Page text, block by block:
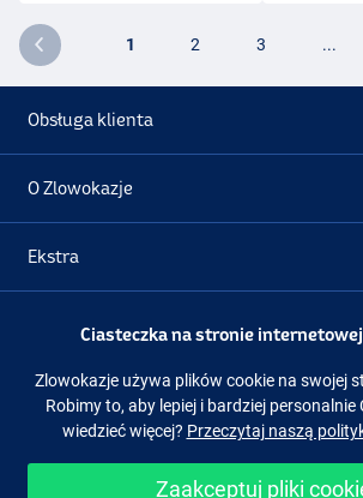
1 2 3 ...
Obsługa klienta
O Zlowokazje
Ekstra
Promocje
Obserwuj nas Facebook
Ciasteczka na stronie
Zlowokazje używa plików cookie na swojej
Robimy to, aby lepiej i bardziej personalnie
wiedzieć więcej? Przeczytaj naszą
Zaakceptuj pliki